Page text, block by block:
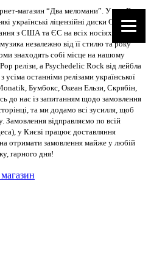
магазин “Два меломани”. У нас Ви
українські ліцензійні диски CD, DVD,
з США та ЄС на всіх носіях. В
незалежно від її стилю та року
знаходять собі місце на нашому
релізи, а Psychedelic Rock від лейбла
останніми релізами української
Бумбокс, Океан Ельзи, Скрябін,
до нас із запитанням щодо замовлення
та ми додамо всі зусилля, щоб
Замовлення відправляємо по всій
у Києві працює доставляння
отримати замовлення майже у любій
гарного дня!